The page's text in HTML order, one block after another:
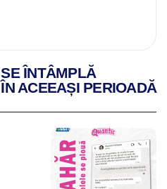
SE ÎNTÂMPLĂ
ÎN ACEEAȘI PERIOADĂ